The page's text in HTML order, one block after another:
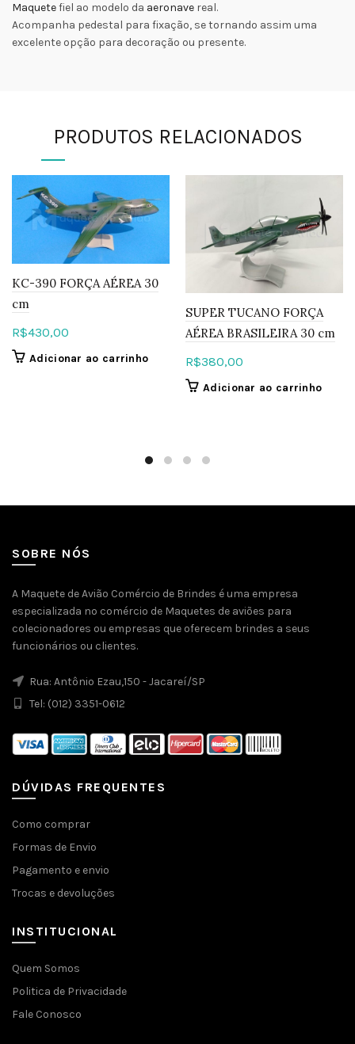
Maquetefiel ao modelo da aeronave real.
Acompanha pedestal para fixação, se tornando assim uma
excelente opção para decoração ou presente.
PRODUTOS RELACIONADOS
KC-390 FORÇA AÉREA 30
cm
R$430,00
Adicionar ao carrinho
SUPER TUCANO FORÇA
AÉREA BRASILEIRA 30 cm
R$380,00
Adicionar ao carrinho
SOBRE NÓS
A Maquete de Avião Comércio de Brindes é uma empresa
especializada no comércio de Maquetes de aviões para
colecionadores ou empresas que oferecem brindes a seus
funcionários ou clientes.
Rua: Antônio Ezau,150 - Jacareí/SP
Tel: (012) 3351-0612
DÚVIDAS FREQUENTES
Como comprar
Formas de Envio
Pagamento e envio
Trocas e devoluções
INSTITUCIONAL
Quem Somos
Politica de Privacidade
Fale Conosco